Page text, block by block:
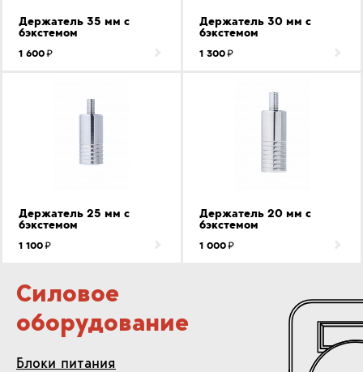
Держатель 35 мм с
бэкстемом
1 600
Держатель 30 мм с
бэкстемом
1 300
Держатель 25 мм с
бэкстемом
1 100
Держатель 20 мм с
бэкстемом
1 000
Силовое
оборудование
Блоки питания